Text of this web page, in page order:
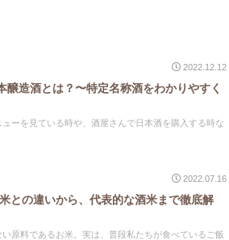
2022.12.12
造酒とは？〜特定名称酒をわかりやすく
2022.07.16
との違いから、代表的な酒米まで徹底解